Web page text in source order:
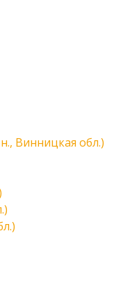
Винницкая обл.)